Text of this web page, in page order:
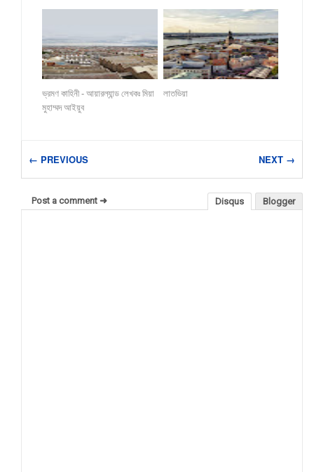
ভ্রমণ কাহিনী - আয়ারল্যান্ড লেখকঃ মিয়া
মুহাম্মদ আইয়ুব
লাতভিয়া
← PREVIOUS NEXT →
Blogger
Disqus
Post a comment ➜